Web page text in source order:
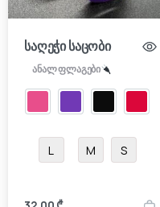
საღეჭი საცობი
ანალ ფლაგები
L M S